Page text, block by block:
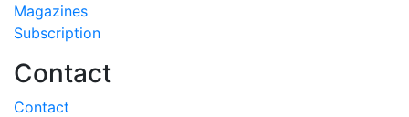
Magazines
Subscription
Contact
Contact